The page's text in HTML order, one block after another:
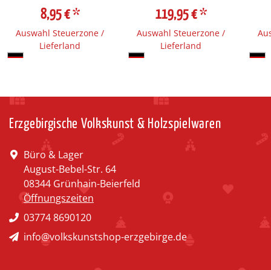
8,95 €*
Auswahl Steuerzone /
Lieferland
119,95 €*
Auswahl Steuerzone /
Lieferland
Erzgebirgische Volkskunst & Holzspielwaren
Büro & Lager
August-Bebel-Str. 64
08344 Grünhain-Beierfeld
Öffnungszeiten
03774 8690120
info@volkskunstshop-erzgebirge.de